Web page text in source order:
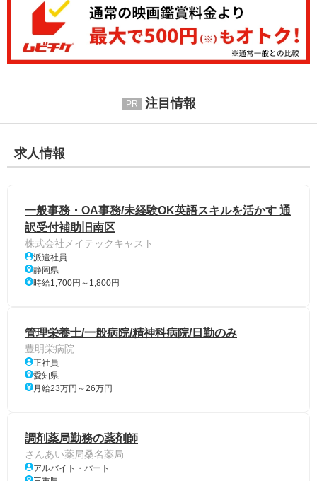
注目情報
求人情報
一般事務・OA事務/未経験OK英語スキルを活かす 通
訳受付補助旧南区
株式会社メイテックキャスト
派遣社員
静岡県
時給1,700円～1,800円
管理栄養士/一般病院/精神科病院/日勤のみ
豊明栄病院
正社員
愛知県
月給23万円～26万円
調剤薬局勤務の薬剤師
さんあい薬局桑名薬局
アルバイト・パート